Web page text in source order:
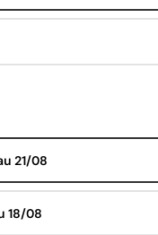
21/08
18/08